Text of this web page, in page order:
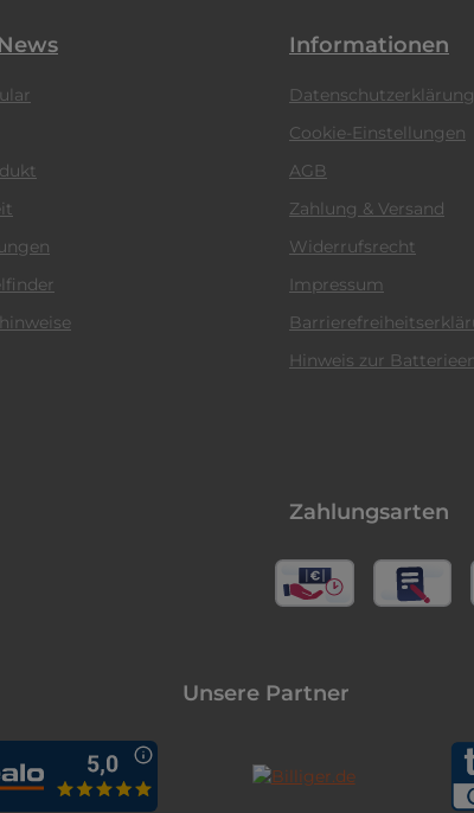
Informationen
Datenschutzerklärung
Cookie-Einstellungen
AGB
Zahlung & Versand
Widerrufsrecht
Impressum
Hinweis zur
Zahlungsarten
Unsere Partner